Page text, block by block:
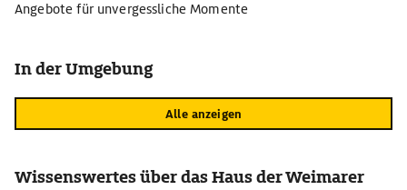
Angebote für unvergessliche Momente
In der Umgebung
Alle anzeigen
Wissenswertes über das Haus der Weimarer